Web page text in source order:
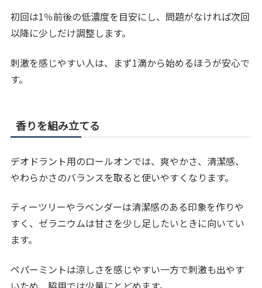
初回は1％前後の低濃度を目安にし、問題がなければ次回
以降に少しだけ調整します。
刺激を感じやすい人は、まず1滴から始めるほうが安心で
す。
香りを組み立てる
デオドラント用のロールオンでは、爽やかさ、清潔感、
やわらかさのバランスを取ると使いやすくなります。
ティーツリーやラベンダーは清潔感のある印象を作りや
すく、ゼラニウムは甘さを少し足したいときに向いてい
ます。
ペパーミントは涼しさを感じやすい一方で刺激も出やす